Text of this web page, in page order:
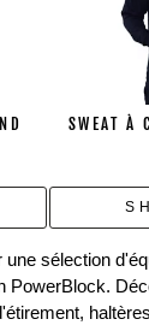
SWEAT À
sélection
PowerBlock.